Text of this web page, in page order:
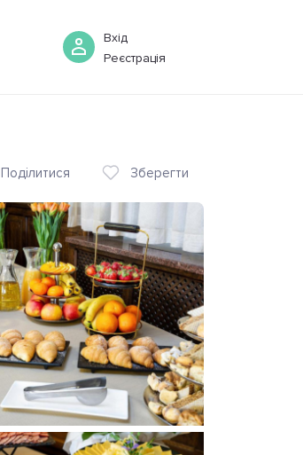
Вхід
Реєстрація
Бронювати
Поділитися Зберегти